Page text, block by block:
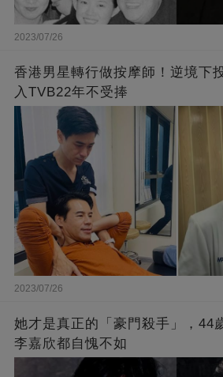
2023/07/26
香港男星轉行做按摩師！逆境下
入TVB22年不受捧
2023/07/26
她才是真正的「豪門殺手」，44
李嘉欣都自愧不如